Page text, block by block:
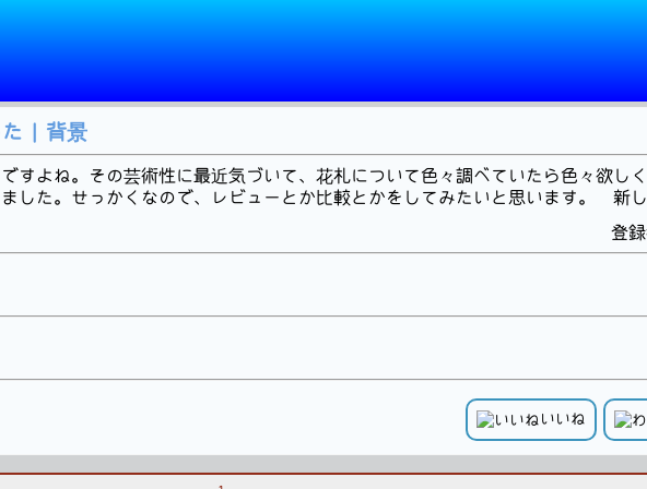
た | 背景
すよね。その芸術性に最近気づいて、花札について色々調べていたら色々欲し
した。せっかくなので、レビューとか比較とかをしてみたいと思います。 新し
登
いいね